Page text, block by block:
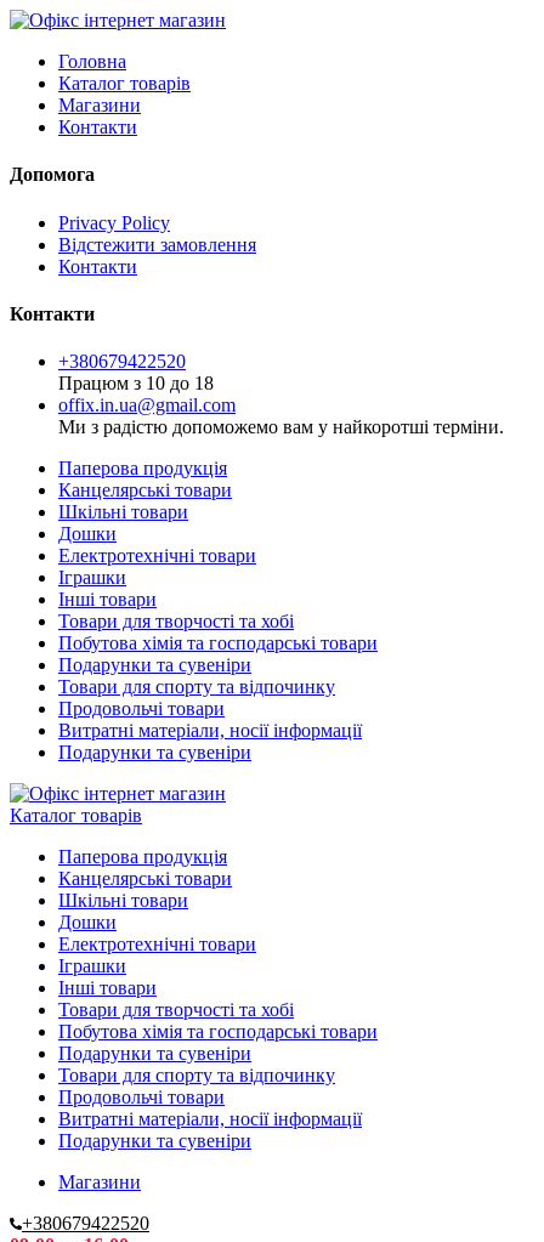
Головна
Каталог товарів
Магазини
Контакти
Допомога
Privacy Policy
Відстежити замовлення
Контакти
Контакти
+380679422520
Працюм з 10 до 18
offix.in.ua@gmail.com
Ми з радістю допоможемо вам у найкоротші терміни.
Паперова продукція
Канцелярські товари
Шкільні товари
Дошки
Електротехнічні товари
Іграшки
Інші товари
Товари для творчості та хобі
Побутова хімія та господарські товари
Подарунки та сувеніри
Товари для спорту та відпочинку
Продовольчі товари
Витратні матеріали, носії інформації
Подарунки та сувеніри
Каталог товарів
Паперова продукція
Канцелярські товари
Шкільні товари
Дошки
Електротехнічні товари
Іграшки
Інші товари
Товари для творчості та хобі
Побутова хімія та господарські товари
Подарунки та сувеніри
Товари для спорту та відпочинку
Продовольчі товари
Витратні матеріали, носії інформації
Подарунки та сувеніри
Магазини
+380679422520